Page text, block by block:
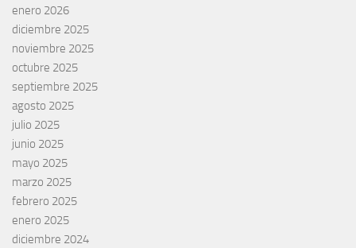
enero 2026
diciembre 2025
noviembre 2025
octubre 2025
septiembre 2025
agosto 2025
julio 2025
junio 2025
mayo 2025
marzo 2025
febrero 2025
enero 2025
diciembre 2024